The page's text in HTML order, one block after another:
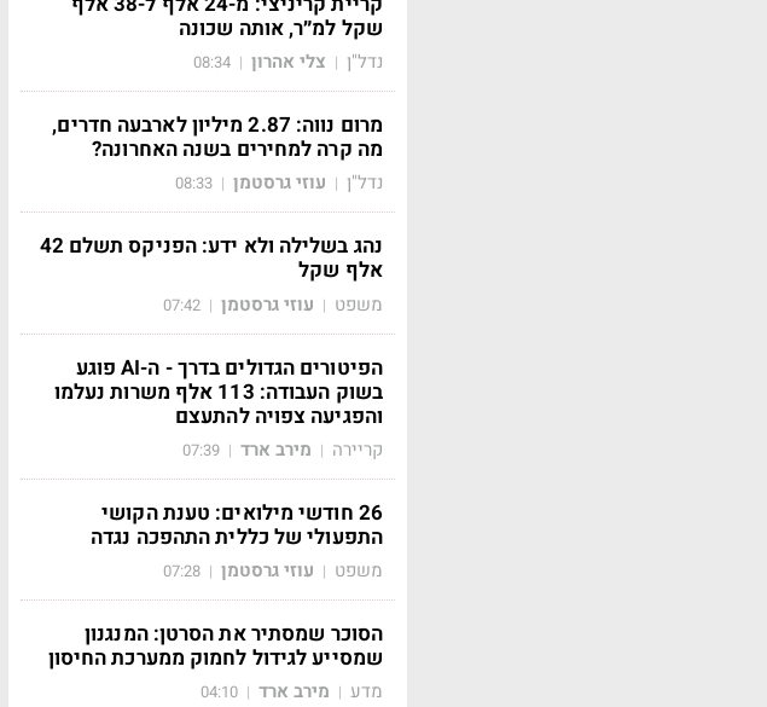
שקל למ״ר, אותה שכונה
נדל"ן | צלי אהרון |
08:34
מרום נווה: 2.87 מיליון לארבעה חדרים,
מה קרה למחירים בשנה האחרונה?
נדל"ן | עוזי גרסטמן |
08:33
נהג בשלילה ולא ידע: הפניקס תשלם 42
אלף שקל
משפט | עוזי גרסטמן |
07:42
הפיטורים הגדולים בדרך - ה-AI פוגע
בשוק העבודה: 113 אלף משרות נעלמו
והפגיעה צפויה להתעצם
קריירה | מירב ארד |
07:39
26 חודשי מילואים: טענת הקושי
התפעולי של כללית התהפכה נגדה
משפט | עוזי גרסטמן |
07:28
הסוכר שמסתיר את הסרטן: המנגנון
שמסייע לגידול לחמוק ממערכת החיסון
מדע | מירב ארד |
04:10